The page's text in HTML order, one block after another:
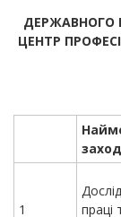
ДЕРЖАВНОГО
ЦЕНТР
1
праці